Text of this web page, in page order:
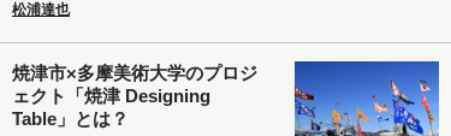
松浦達也
焼津市×多摩美術大学のプロジ
ェクト「焼津 Designing
Table」とは？